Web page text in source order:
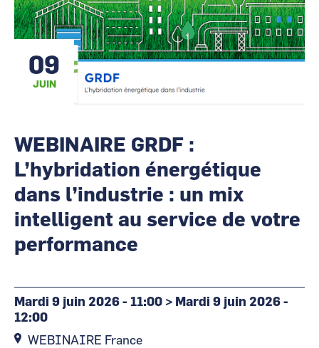
CCI Business
Occitanie
CCI Business
Pays de la Loire
CCI Business
Occitanie
CCI Business
Pays de la Loire
09
JUIN
WEBINAIRE GRDF :
L’hybridation énergétique
dans l’industrie : un mix
intelligent au service de votre
performance
Mardi 9 juin 2026 - 11:00 > Mardi 9 juin 2026 -
12:00
WEBINAIRE France